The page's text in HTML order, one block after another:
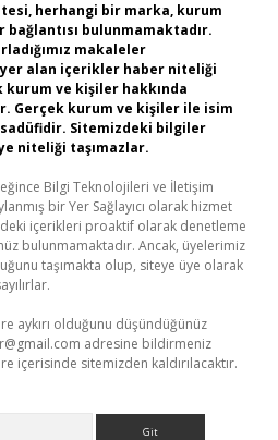
herhangi bir marka, kurum
bulunmamaktadır.
makaleler
yer alan içerikler haber niteliği
kurum ve kişiler hakkında
Gerçek kurum ve kişiler ile isim
Sitemizdeki bilgiler
niteliği taşımazlar.
Bilgi Teknolojileri ve İletişim
bir Yer Sağlayıcı olarak hizmet
içerikleri proaktif olarak denetleme
bulunmamaktadır. Ancak, üyelerimiz
taşımakta olup, siteye üye olarak
aykırı olduğunu düşündüğünüz
adresine bildirmeniz
içerisinde sitemizden kaldırılacaktır.